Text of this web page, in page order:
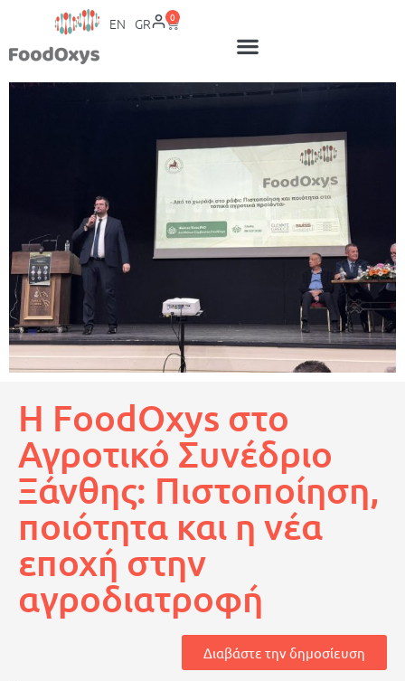
EN GR 0
H FoodOxys στο
Αγροτικό Συνέδριο
Ξάνθης: Πιστοποίηση,
ποιότητα και η νέα
εποχή στην
αγροδιατροφή
Διαβάστε την δημοσίευση